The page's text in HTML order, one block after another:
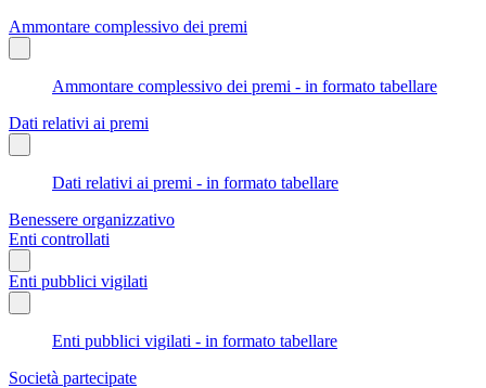
Ammontare complessivo dei premi
Ammontare complessivo dei premi - in formato tabellare
Dati relativi ai premi
Dati relativi ai premi - in formato tabellare
Benessere organizzativo
Enti controllati
Enti pubblici vigilati
Enti pubblici vigilati - in formato tabellare
Società partecipate